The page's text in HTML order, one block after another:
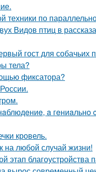
техники по
Видов птиц в
гост для собачьих
тела?
фиксатора?
a
кровель.
на любой случай жизни!
этап благоустройства